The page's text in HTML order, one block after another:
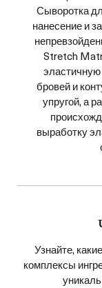
Сыворотка
нанесение и
Stretch
эластичную
бровей и
упругой, а
выработку
Узнайте,
комплексы